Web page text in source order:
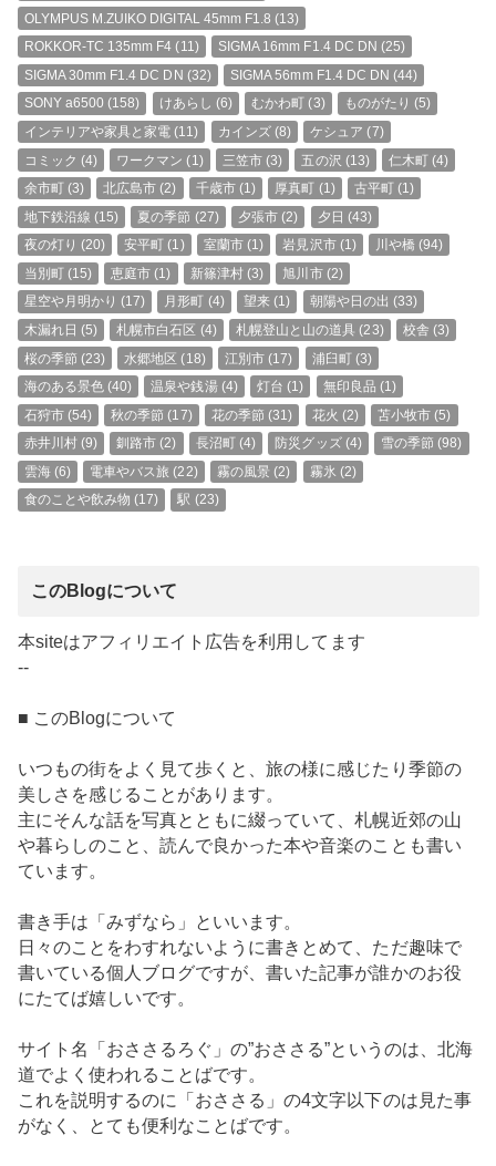
OLYMPUS M.ZUIKO DIGITAL 45mm F1.8 (13)
ROKKOR-TC 135mm F4 (11) SIGMA 16mm F1.4 DC DN (25)
SIGMA 30mm F1.4 DC DN (32) SIGMA 56mm F1.4 DC DN (44)
SONY a6500 (158) けあらし (6) むかわ町 (3) ものがたり (5)
インテリアや家具と家電 (11) カインズ(8) ケシュア (7)
コミック (4) ワークマン (1) 三笠市 (3) 五の沢 (13) 仁木町 (4)
余市町(3) 北広島市 (2) 千歳市(1) 厚真町 (1) 古平町 (1)
地下鉄沿線 (15) 夏の季節 (27) 夕張市 (2) 夕日 (43)
夜の灯り (20) 安平町 (1) 室蘭市(1) 岩見沢市(1) 川や橋 (94)
当別町(15) 恵庭市 (1) 新篠津村(3) 旭川市(2)
星空や月明かり (17) 月形町 (4) 望来 (1) 朝陽や日の出 (33)
木漏れ日 (5) 札幌市白石区 (4) 札幌登山と山の道具 (23) 校舎 (3)
桜の季節 (23) 水郷地区 (18) 江別市 (17) 浦臼町(3)
海のある景色(40) 温泉や銭湯(4) 灯台 (1) 無印良品 (1)
石狩市(54) 秋の季節 (17) 花の季節 (31) 花火 (2) 苫小牧市 (5)
赤井川村(9) 釧路市 (2) 長沼町(4) 防災グッズ(4) 雪の季節 (98)
雲海(6) 電車やバス旅 (22) 霧の風景 (2) 霧氷 (2)
食のことや飲み物 (17) 駅 (23)
このBlogについて
本siteはアフィリエイト広告を利用してます
--
■ このBlogについて
いつもの街をよく見て歩くと、旅の様に感じたり季節の
美しさを感じることがあります。
主にそんな話を写真とともに綴っていて、札幌近郊の山
や暮らしのこと、読んで良かった本や音楽のことも書い
ています。
書き手は「みずなら」といいます。
日々のことをわすれないように書きとめて、ただ趣味で
書いている個人ブログですが、書いた記事が誰かのお役
にたてば嬉しいです。
サイト名「おささるろぐ」の”おささる”というのは、北海
道でよく使われることばです。
これを説明するのに「おささる」の4文字以下のは見た事
がなく、とても便利なことばです。